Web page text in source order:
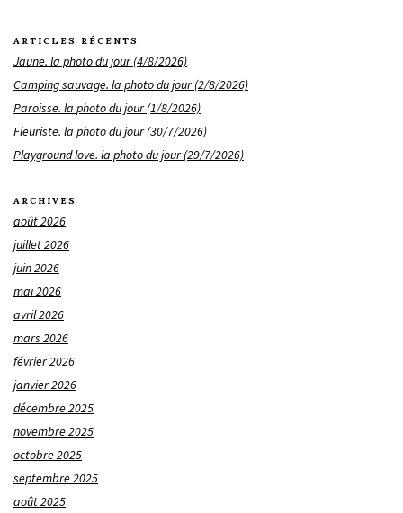
ARTICLES RÉCENTS
Jaune. la photo du jour (4/8/2026)
Camping sauvage. la photo du jour (2/8/2026)
Paroisse. la photo du jour (1/8/2026)
Fleuriste. la photo du jour (30/7/2026)
Playground love. la photo du jour (29/7/2026)
ARCHIVES
août 2026
juillet 2026
juin 2026
mai 2026
avril 2026
mars 2026
février 2026
janvier 2026
décembre 2025
novembre 2025
octobre 2025
septembre 2025
août 2025